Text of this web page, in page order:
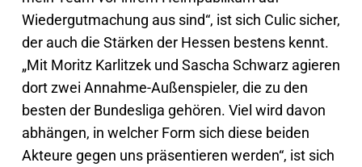
Wiedergutmachung aus sind“, ist sich Culic sicher,
der auch die Stärken der Hessen bestens kennt.
„Mit Moritz Karlitzek und Sascha Schwarz agieren
dort zwei Annahme-Außenspieler, die zu den
besten der Bundesliga gehören. Viel wird davon
abhängen, in welcher Form sich diese beiden
Akteure gegen uns präsentieren werden“, ist sich